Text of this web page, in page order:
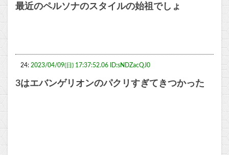
最近のペルソナのスタイルの始祖でしょ
24: 2023/04/09(日) 17:37:52.06 ID:sNDZacQJ0
3はエバンゲリオンのパクリすぎてきつかった